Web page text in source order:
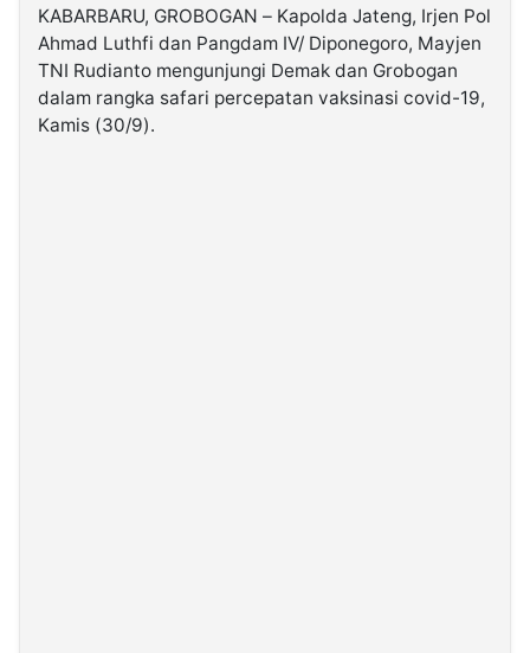
Kabarbaru.co
2026
KABARBARU, GROBOGAN – Kapolda Jateng, Irjen Pol
Ahmad Luthfi dan Pangdam IV/ Diponegoro, Mayjen
TNI Rudianto mengunjungi Demak dan Grobogan
dalam rangka safari percepatan vaksinasi covid-19,
Kamis (30/9).